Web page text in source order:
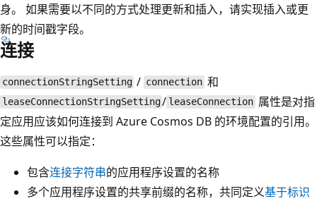
身。 如果需要以不同的方式处理更新和插入，请实现插入或更
新的时间戳字段。
连接
connectionStringSetting / connection 和
leaseConnectionStringSetting/ leaseConnection 属性是对指
定应用应该如何连接到 Azure Cosmos DB 的环境配置的引用。
这些属性可以指定：
包含连接字符串的应用程序设置的名称
多个应用程序设置的共享前缀的名称，共同定义基于标识